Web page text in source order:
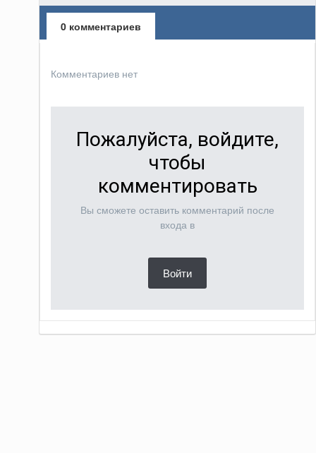
0 комментариев
Комментариев нет
Пожалуйста, войдите,
чтобы
комментировать
Вы сможете оставить комментарий после
входа в
Войти